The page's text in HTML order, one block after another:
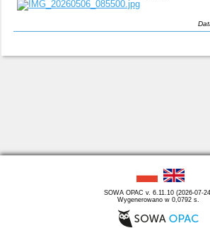
SOWA OPAC v. 6.11.10 (2026-07-
Wygenerowano w 0,0792 s.